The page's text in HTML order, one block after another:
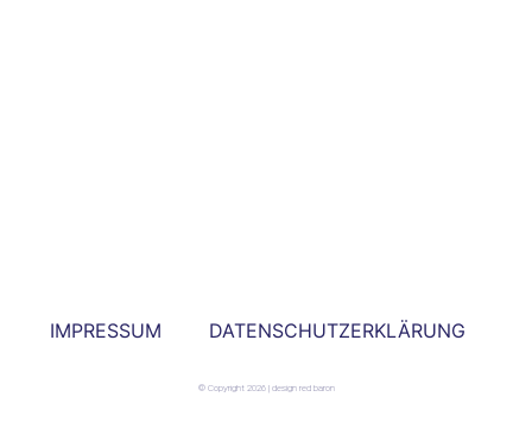
IMPRESSUM DATENSCHUTZERKLÄRUNG
© Copyright 2026 | design red baron